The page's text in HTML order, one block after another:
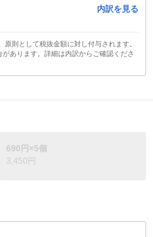
内訳を見る
則として税抜金額に対し付与されます。
あります。詳細は内訳からご確認くださ
690円×5個
3,450円